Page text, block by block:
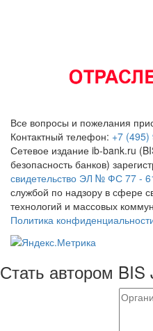
Все вопросы и пожелания
Контактный телефон: +7
Сетевое издание ib-bank.ru
безопасность банков)
свидетельство ЭЛ № ФС 77 -
службой по надзору в сфере
технологий и массовых
Политика
Стать автором BIS